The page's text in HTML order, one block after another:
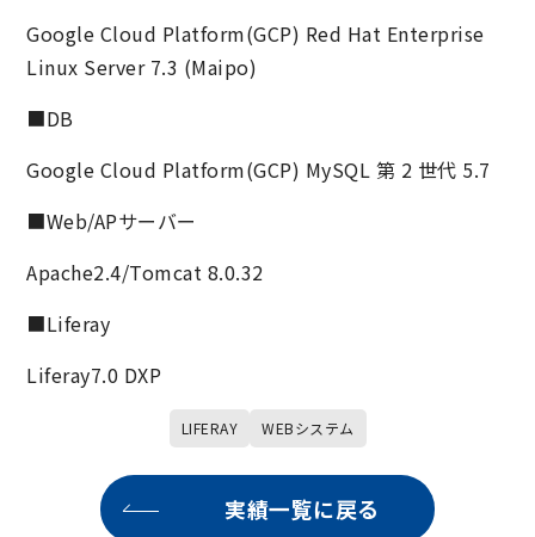
Google Cloud Platform(GCP) Red Hat Enterprise
Linux Server 7.3 (Maipo)
■DB
Google Cloud Platform(GCP) MySQL 第 2 世代 5.7
■Web/APサーバー
Apache2.4/Tomcat 8.0.32
■Liferay
Liferay7.0 DXP
LIFERAY WEBシステム
実績一覧に戻る